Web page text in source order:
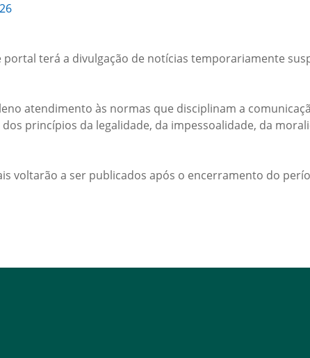
terá a divulgação de notícias temporariamente
atendimento às normas que disciplinam a
princípios da legalidade, da impessoalidade, da
voltarão a ser publicados após o encerramento do